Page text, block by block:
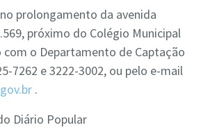
prolongamento da avenida
próximo do Colégio Municipal
o Departamento de Captação
7262 e 3222-3002, ou pelo e-mail
.
Diário Popular